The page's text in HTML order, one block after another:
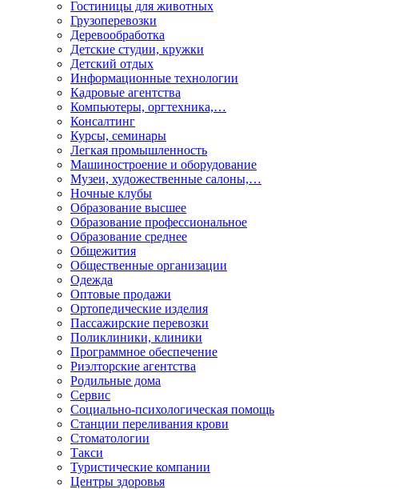
Гостиницы для животных
Грузоперевозки
Деревообработка
Детские студии, кружки
Детский отдых
Информационные технологии
Кадровые агентства
Компьютеры, оргтехника,…
Консалтинг
Курсы, семинары
Легкая промышленность
Машиностроение и оборудование
Музеи, художественные салоны,…
Ночные клубы
Образование высшее
Образование профессиональное
Образование среднее
Общежития
Общественные организации
Одежда
Оптовые продажи
Ортопедические изделия
Пассажирские перевозки
Поликлиники, клиники
Программное обеспечение
Риэлторские агентства
Родильные дома
Сервис
Социально-психологическая помощь
Станции переливания крови
Стоматологии
Такси
Туристические компании
Центры здоровья